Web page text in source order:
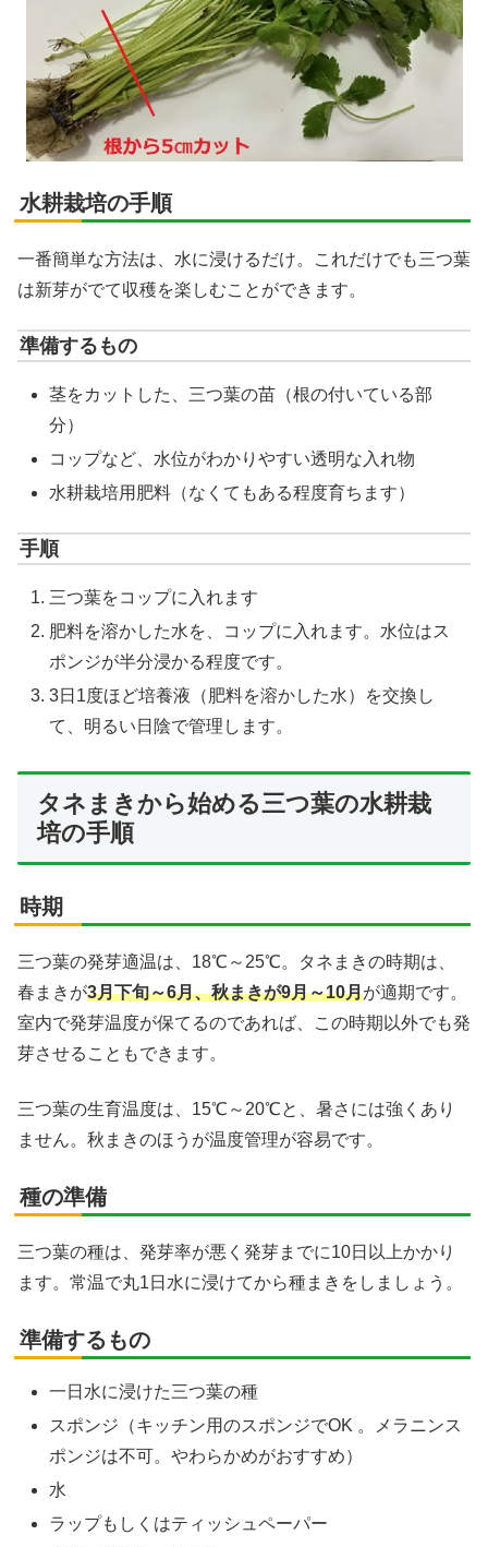
水耕栽培の手順
一番簡単な方法は、水に浸けるだけ。これだけでも三つ葉
は新芽がでて収穫を楽しむことができます。
準備するもの
茎をカットした、三つ葉の苗（根の付いている部
分）
コップなど、水位がわかりやすい透明な入れ物
水耕栽培用肥料（なくてもある程度育ちます）
手順
三つ葉をコップに入れます
肥料を溶かした水を、コップに入れます。水位はス
ポンジが半分浸かる程度です。
3日1度ほど培養液（肥料を溶かした水）を交換し
て、明るい日陰で管理します。
タネまきから始める三つ葉の水耕栽
培の手順
時期
三つ葉の発芽適温は、18℃～25℃。タネまきの時期は、
春まきが3月下旬～6月、秋まきが9月～10月が適期です。
室内で発芽温度が保てるのであれば、この時期以外でも発
芽させることもできます。
三つ葉の生育温度は、15℃～20℃と、暑さには強くあり
ません。秋まきのほうが温度管理が容易です。
種の準備
三つ葉の種は、発芽率が悪く発芽までに10日以上かかり
ます。常温で丸1日水に浸けてから種まきをしましょう。
準備するもの
一日水に浸けた三つ葉の種
スポンジ（キッチン用のスポンジでOK 。メラニンス
ポンジは不可。やわらかめがおすすめ）
水
ラップもしくはティッシュペーパー